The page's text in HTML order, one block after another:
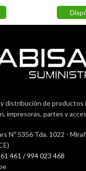
distribución de productos
impresoras, partes y
Nª 5356 Tda. 1022 -
461 / 994 023 468